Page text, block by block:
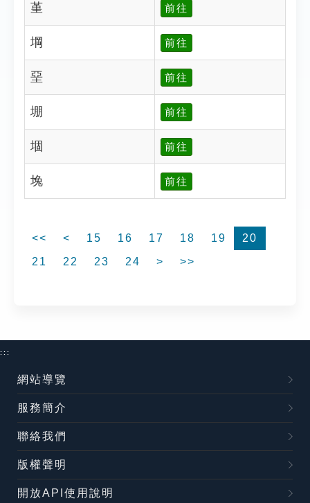
堇 前往
堈 前往
堊 前往
堋 前往
堌 前往
堍 前往
<< < 15 16 17 18 19
20
21
22 23 24 > >>
:::
網站導覽
服務簡介
聯絡我們
版權聲明
開放API使用說明